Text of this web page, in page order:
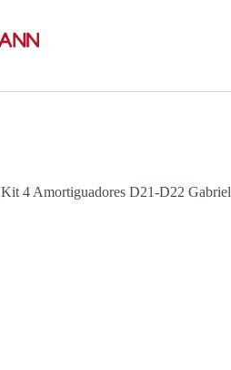
Kit 4 Amortiguadores D21-D22 Gabriel